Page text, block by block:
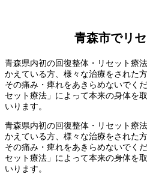
青森市でリ
青森県内初の回復整体・リセット療
かえている方、様々な治療をされた方
その痛み・痺れをあきらめないでく
セット療法」によって本来の身体を
いります。
青森県内初の回復整体・リセット療
かえている方、様々な治療をされた方
その痛み・痺れをあきらめないでく
セット療法」によって本来の身体を
いります。